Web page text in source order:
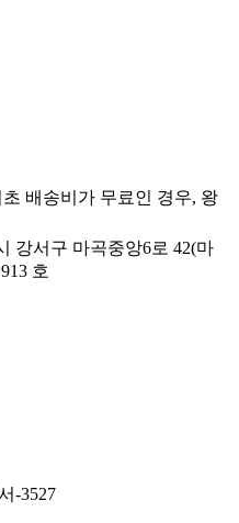
초 배송비가 무료인 경우, 왕
강서구 마곡중앙6로 42(마
호
-3527